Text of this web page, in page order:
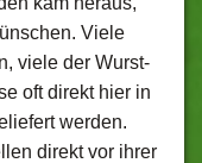
Viele
viele der Wurst-
oft direkt hier in
werden.
direkt vor ihrer